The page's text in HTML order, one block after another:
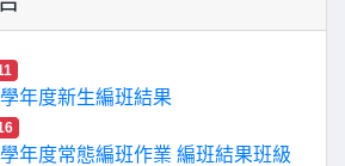
年度新生編班結果
年度常態編班作業 編班結果班級